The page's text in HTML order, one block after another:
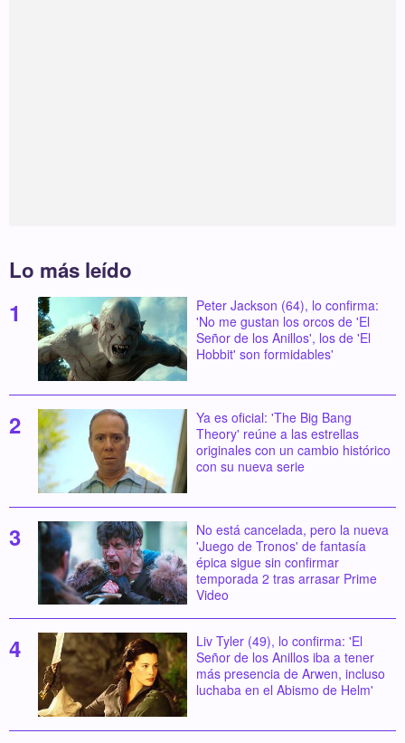
Lo más leído
Peter Jackson (64), lo confirma:
'No me gustan los orcos de 'El
Señor de los Anillos', los de 'El
Hobbit' son formidables'
Ya es oficial: 'The Big Bang
Theory' reúne a las estrellas
originales con un cambio histórico
con su nueva serie
No está cancelada, pero la nueva
'Juego de Tronos' de fantasía
épica sigue sin confirmar
temporada 2 tras arrasar Prime
Video
Liv Tyler (49), lo confirma: 'El
Señor de los Anillos iba a tener
más presencia de Arwen, incluso
luchaba en el Abismo de Helm'